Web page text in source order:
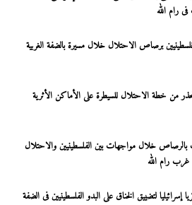
رام الله
من خطة الاحتلال للسيطرة على الأماكن الأثرية
بالرصاص خلال مواجهات بين الفلسطينيين والاحتلال
غرب رام الله
إسرائيليا لتضييق الخناق على البدو الفلسطينيين فى الضفة